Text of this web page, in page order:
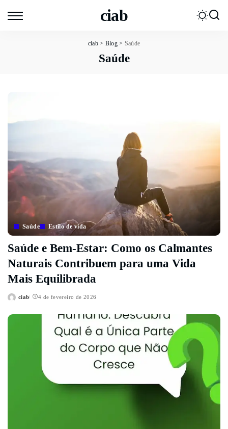
ciab
ciab > Blog> Saúde
Saúde
Saúde Estilo de vida
Saúde e Bem-Estar: Como os Calmantes
Naturais Contribuem para uma Vida
Mais Equilibrada
Posted
ciab 4 de fevereiro de 2026